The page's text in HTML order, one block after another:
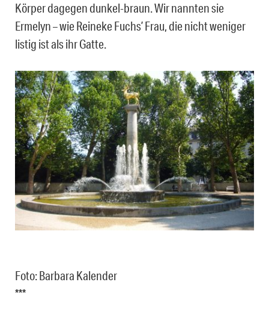
Körper dagegen dunkel-braun. Wir nannten sie
Ermelyn – wie Reineke Fuchs’ Frau, die nicht weniger
listig ist als ihr Gatte.
Foto: Barbara Kalender
***